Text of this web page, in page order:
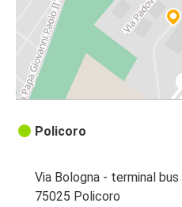
Policoro
Via Bologna - terminal bus
75025 Policoro